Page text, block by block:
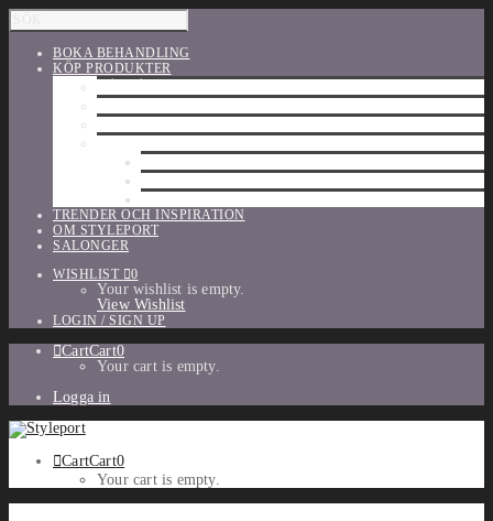
BOKA BEHANDLING
KÖP PRODUKTER
TRENDER OCH INSPIRATION
OM STYLEPORT
SALONGER
WISHLIST
0
Your wishlist is empty.
View Wishlist
LOGIN / SIGN UP
CartCart0
Your cart is empty.
Logga in
CartCart0
Your cart is empty.